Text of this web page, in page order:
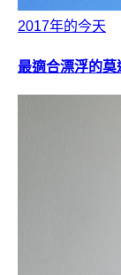
2017年的今天
最適合漂浮的